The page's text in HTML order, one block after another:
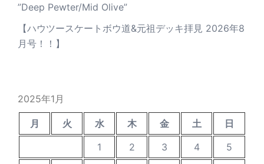
”Deep Pewter/Mid Olive”
【ハウツースケートボウ道&元祖デッキ拝見 2026年8
月号！！】
2025年1月
月 火 水 木 金 土
日
1
2 3 4
5